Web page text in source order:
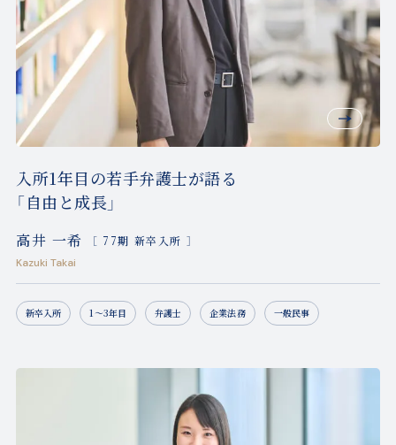
入所1年目の若手弁護士が語る
「自由と成長」
高井 一希 ［ 77期 新卒入所 ］
Kazuki Takai
新卒入所 1〜3年目 弁護士 企業法務 一般民事